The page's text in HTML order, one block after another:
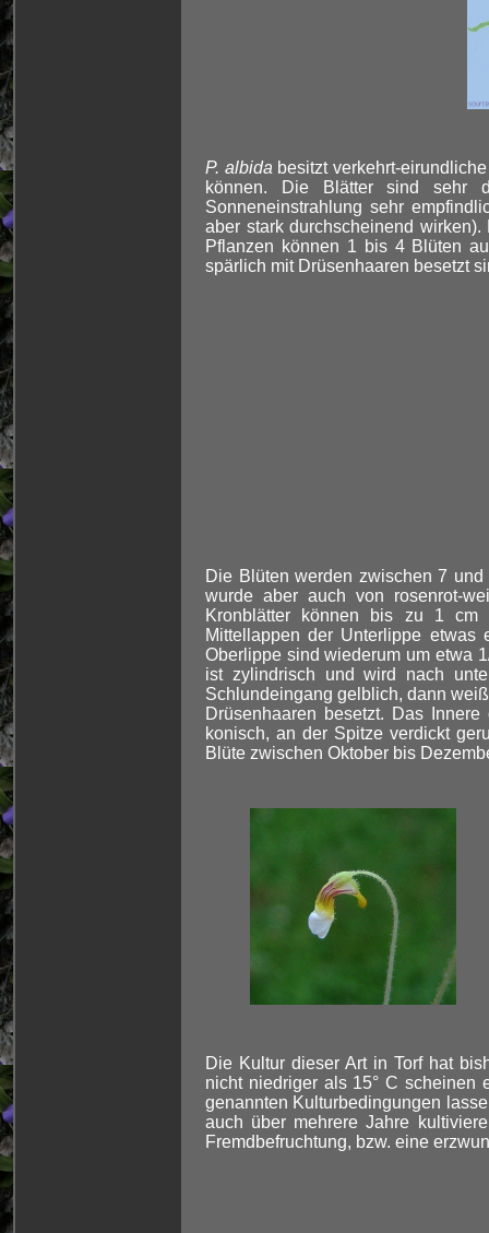
P. albida besitzt verkehrt-
können. Die Blätter sind sehr
Sonneneinstrahlung sehr
aber stark durchscheinend
Pflanzen können 1 bis 4 Blüten
spärlich mit Drüsenhaaren besetzt
Die Blüten werden zwischen 7
wurde aber auch von rosenrot-
Kronblätter können bis zu 1 cm
Mittellappen der Unterlippe
Oberlippe sind wiederum um etwa
ist zylindrisch und wird nach
Schlundeingang gelblich, dann
Drüsenhaaren besetzt. Das
konisch, an der Spitze verdickt
Blüte zwischen Oktober bis
Die Kultur dieser Art in Torf hat
nicht niedriger als 15° C scheinen
genannten Kulturbedingungen
auch über mehrere Jahre
Fremdbefruchtung, bzw. eine